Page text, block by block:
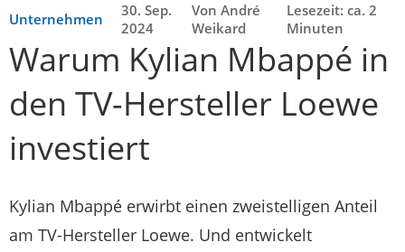
Unternehmen
30. Sep.
2024
Von André
Weikard
Lesezeit: ca. 2
Minuten
Warum Kylian Mbappé in
den TV-Hersteller Loewe
investiert
Kylian Mbappé erwirbt einen zweistelligen Anteil
am TV-Hersteller Loewe. Und entwickelt